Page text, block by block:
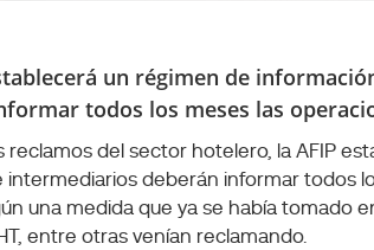
un régimen de
todos los meses las
reclamos del sector hotelero, la AFIP
deberán informar todos
una medida que ya se había tomado
entre otras venían reclamando.